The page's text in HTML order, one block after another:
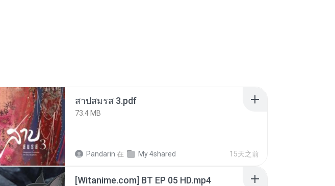
สาปสมรส 3.pdf
73.4 MB
Pandarin 在 My 4shared 15天之前
[Witanime.com] BT EP 05 HD.mp4